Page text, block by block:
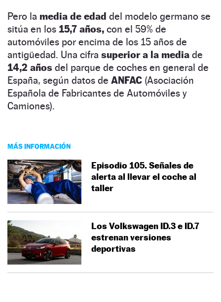
Pero la media de edad del modelo germano se
sitúa en los 15,7 años, con el 59% de
automóviles por encima de los 15 años de
antigüedad. Una cifra superior a la media de
14,2 años del parque de coches en general de
España, según datos de ANFAC (Asociación
Española de Fabricantes de Automóviles y
Camiones).
MÁS INFORMACIÓN
Episodio 105. Señales de
alerta al llevar el coche al
taller
Los Volkswagen ID.3 e ID.7
estrenan versiones
deportivas